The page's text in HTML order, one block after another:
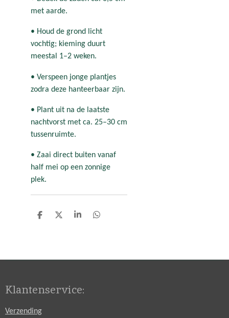
met aarde.
• Houd de grond licht
vochtig; kieming duurt
meestal 1–2 weken.
• Verspeen jonge plantjes
zodra deze hanteerbaar zijn.
• Plant uit na de laatste
nachtvorst met ca. 25–30 cm
tussenruimte.
• Zaai direct buiten vanaf
half mei op een zonnige
plek.
D
D
S
D
Klantenservice:
Verzending